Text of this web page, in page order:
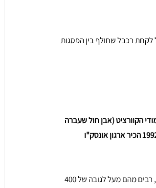
רכבל שחולף בין הפסגות
הוא אזור נוף ועניין היסטורי במחוז חונאן שבדרום סין. הוא ידוע בשל כ-3,100 עמודי הקוורציט (אבן חול שעברה
התמרה), רבים מהם מעל לגובה של 200 מטרים ותופעות הקרסט המרובות באבן הגיר. ב-1992 הכיר ארגון אונסק"ו